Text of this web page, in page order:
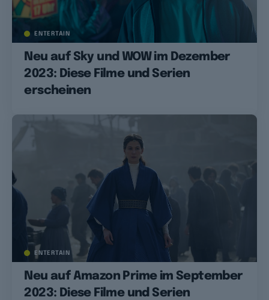
ENTERTAIN
Neu auf Sky und WOW im Dezember
2023: Diese Filme und Serien
erscheinen
ENTERTAIN
Neu auf Amazon Prime im September
2023: Diese Filme und Serien